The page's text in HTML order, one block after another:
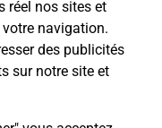
réel nos sites et
navigation.
des publicités
sur notre site et